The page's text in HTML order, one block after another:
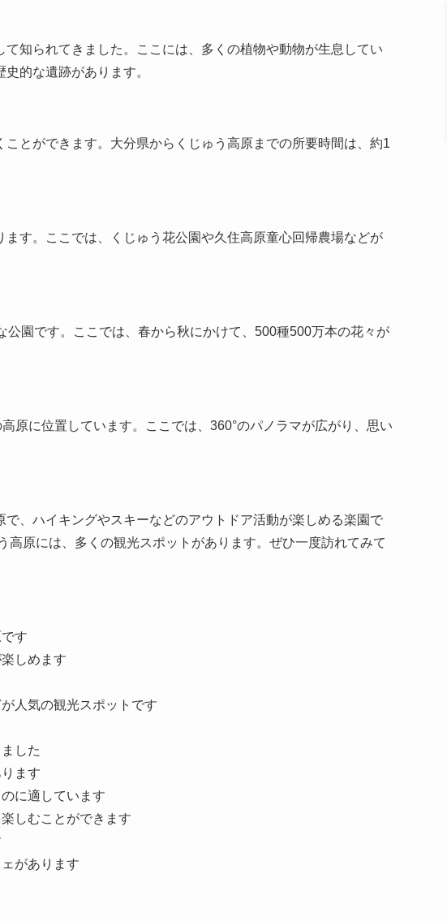
知られてきました。ここには、多くの植物や動物が生息してい
的な遺跡があります。
とができます。大分県からくじゅう高原までの所要時間は、約1
す。ここでは、くじゅう花公園や久住高原童心回帰農場などが
公園です。ここでは、春から秋にかけて、500種500万本の花々が
原に位置しています。ここでは、360°のパノラマが広がり、思い
、ハイキングやスキーなどのアウトドア活動が楽しめる楽園で
高原には、多くの観光スポットがあります。ぜひ一度訪れてみて
す
しめます
人気の観光スポットです
した
ます
に適しています
しむことができます
があります